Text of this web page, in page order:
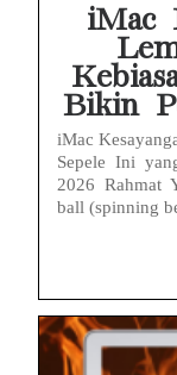
iMac
Bikin
iMac
Sepele Ini
2026 Rahmat
ball (spinning